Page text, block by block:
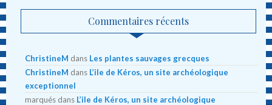
Commentaires récents
ChristineM dans Les plantes sauvages grecques
ChristineM dans L’ile de Kéros, un site archéologique
exceptionnel
marqués dans L’ile de Kéros, un site archéologique